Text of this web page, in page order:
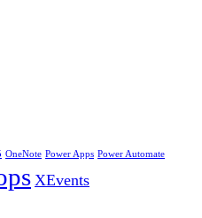
OneNote Power Apps Power Automate
XEvents